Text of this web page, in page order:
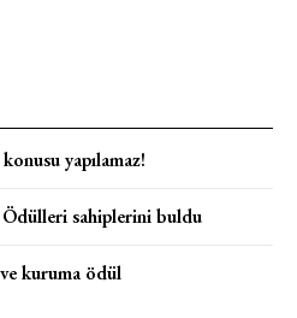
yapılamaz!
sahiplerini buldu
kuruma ödül